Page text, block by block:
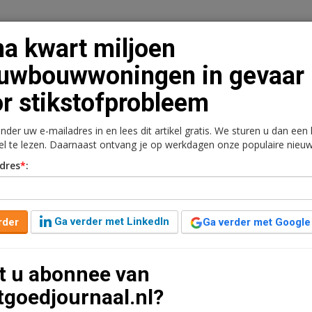
Vacaturebank Contact Abonnementen
Kantoren Retail Logistiek Juridisch | Fiscaal
in
woningen in gevaar. Dat komt neer op een
ons land. Dat blijkt uit een onderzoek van
kwart miljoen
in gevaar
stikstofprobleem
uw e-mailadres in en lees dit artikel gratis. We sturen u dan een
te lezen. Daarnaast ontvang je op werkdagen onze populaire
*:
Ga verder met LinkedIn Ga verder met Google
u abonnee van